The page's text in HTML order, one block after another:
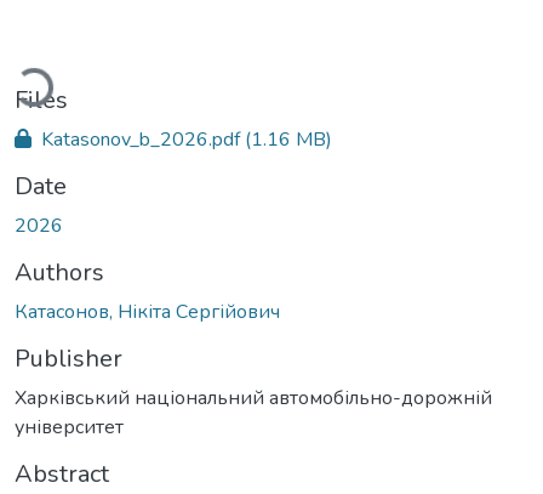
Files
Katasonov_b_2026.pdf(1.16 MB)
Date
2026
Authors
Катасонов, Нікіта Сергійович
Publisher
Харківський національний автомобільно-дорожній
університет
Abstract